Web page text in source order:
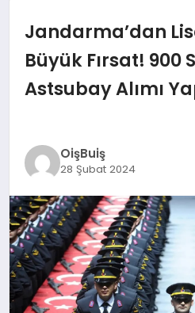
SPOR
Jandarma’dan
Büyük Fırsat! 900
Astsubay Alımı
OişBuiş
28 Şubat 2024